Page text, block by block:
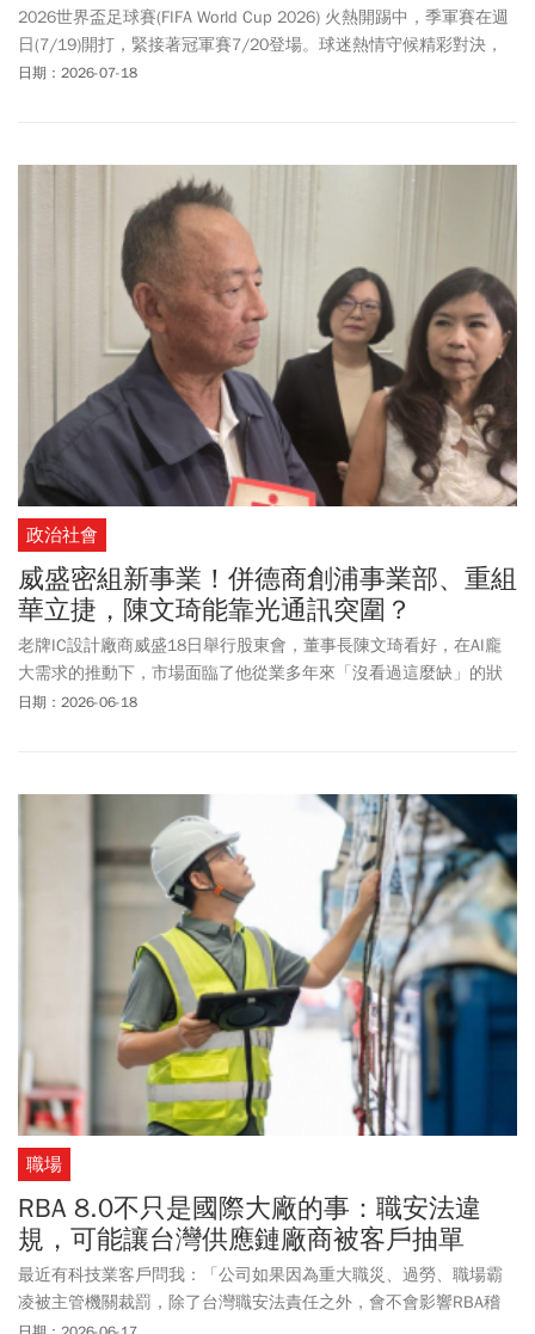
2026世界盃足球賽(FIFA World Cup 2026) 火熱開踢中，季軍賽在週
日(7/19)開打，緊接著冠軍賽7/20登場。球迷熱情守候精彩對決，
不少業者把握商機做最後一波衝刺，趁勢搭最後一波世足熱。肯德
中心也有世界盃限定零食還有積分換購活動。咖啡飲料市場掀起另
一波優惠戰！星巴克典藏DREAM PLAZA 台北，首度推出深夜觀賽活
動，自7/5起打造信義區少見的24小時咖啡應援主場。賽事期間只要
現場出現進球，即限量提供小杯咖啡試飲。陪伴球迷熬夜觀賽。星
巴克、85度C、麥當勞、肯德基、漢堡王、頂呱呱、必勝客、摩斯漢
堡，7-11、全聯、全家、萊爾富、OK超商，還有哪些優惠？《今周
刊》整理限時美味懶人包，一次掌握世足期間最划算的應援攻略。
日期：2026-07-18
政治社會
威盛密組新事業！併德商創浦事業部、重組
華立捷，陳文琦能靠光通訊突圍？
老牌IC設計廠商威盛18日舉行股東會，董事長陳文琦看好，在AI龐
大需求的推動下，市場面臨了他從業多年來「沒看過這麼缺」的狀
況。他指出，現在甚至比疫情時期的缺貨幅度還大，幾乎是「全面
日期：2026-06-18
職場
RBA 8.0不只是國際大廠的事：職安法違
規，可能讓台灣供應鏈廠商被客戶抽單
最近有科技業客戶問我：「公司如果因為重大職災、過勞、職場霸
凌被主管機關裁罰，除了台灣職安法責任之外，會不會影響RBA稽
核？」我的答案是：不但會，而且影響可能比罰鍰本身更大。